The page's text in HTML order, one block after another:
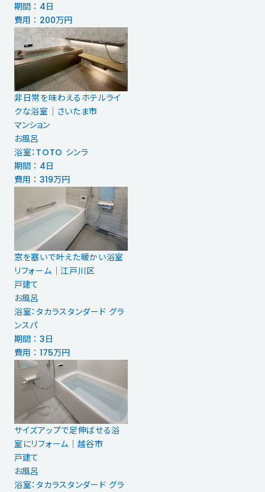
期間 ： 4日
費用 ： 200万円
非日常を味わえるホテルライ
クな浴室｜さいたま市
マンション
お風呂
浴室：TOTO シンラ
期間 ： 4日
費用 ： 319万円
窓を塞いで叶えた暖かい浴室
リフォーム｜江戸川区
戸建て
お風呂
浴室：タカラスタンダード グラ
ンスパ
期間 ： 3日
費用 ： 175万円
サイズアップで足伸ばせる浴
室にリフォーム｜越谷市
戸建て
お風呂
浴室：タカラスタンダード グラ